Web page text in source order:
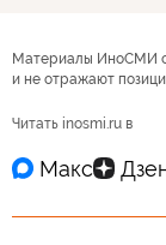
Материалы ИноСМИ
и не отражают
Читать inosmi.ru в